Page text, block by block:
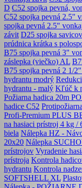
D C52 spojka pevná,
C52 spojka pevná 2.5"
spojka pevná 2.5"
závit D25 spojka
prúdnica krátka s
B75 spojka pevná 3"
záslepka (viečko) AL
B75 spojka pevná 2 1/
hydrantu modrý
hydrantu - malý Kľúč k
Požiarna hadica 20m
hadice C52
Profi-Premium PLUS
na hasiaci prístroj 4 kg /
biela Nálepka HZ -
20x20 Nálepka
prístrojov Vyradenie
prístroja Kontrola
hydrantu Kontrola
SOFTSHELL XL